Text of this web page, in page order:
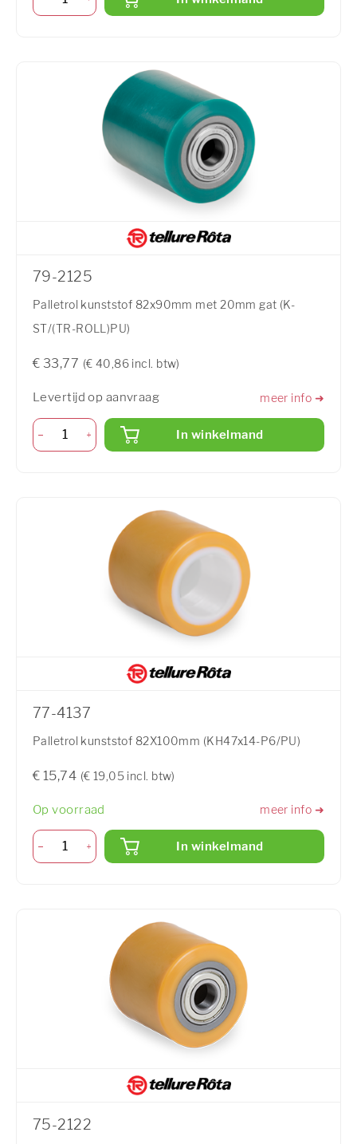
79-2125
Palletrol kunststof 82x90mm met 20mm gat (K-
ST/(TR-ROLL)PU)
€ 33,77 (€ 40,86 incl. btw)
Levertijd op aanvraag meer info ➜
In winkelmand
77-4137
Palletrol kunststof 82X100mm (KH47x14-P6/PU)
€ 15,74 (€ 19,05 incl. btw)
Op voorraad meer info ➜
In winkelmand
75-2122